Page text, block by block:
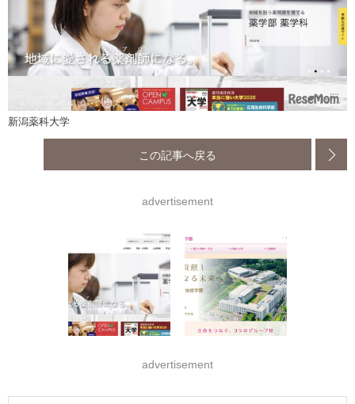
新潟薬科大学
この記事へ戻る
advertisement
advertisement